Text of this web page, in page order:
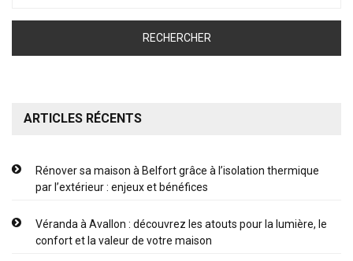
ARTICLES RÉCENTS
Rénover sa maison à Belfort grâce à l’isolation thermique
par l’extérieur : enjeux et bénéfices
Véranda à Avallon : découvrez les atouts pour la lumière, le
confort et la valeur de votre maison